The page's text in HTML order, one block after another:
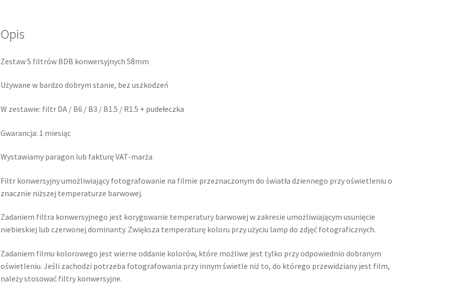
Opis
Zestaw 5 filtrów BDB konwersyjnych 58mm
Używane w bardzo dobrym stanie, bez uszkodzeń
W zestawie: filtr DA / B6 / B3 / B1.5 / R1.5 + pudełeczka
Gwarancja: 1 miesiąc
Wystawiamy paragon lub fakturę VAT-marża
Filtr konwersyjny umożliwiający fotografowanie na filmie przeznaczonym do światła dziennego przy oświetleniu o
znacznie niższej temperaturze barwowej.
Zadaniem filtra konwersyjnego jest korygowanie temperatury barwowej w zakresie umożliwiającym usunięcie
niebieskiej lub czerwonej dominanty. Zwiększa temperaturę koloru przy użyciu lamp do zdjęć fotograficznych.
Zadaniem filmu kolorowego jest wierne oddanie kolorów, które możliwe jest tylko przy odpowiednio dobranym
oświetleniu. Jeśli zachodzi potrzeba fotografowania przy innym świetle niż to, do którego przewidziany jest film,
należy stosować filtry konwersyjne.